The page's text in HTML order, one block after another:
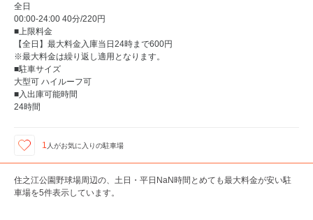
全日
00:00-24:00 40分/220円
■上限料金
【全日】最大料金入庫当日24時まで600円
※最大料金は繰り返し適用となります。
■駐車サイズ
大型可 ハイルーフ可
■入出庫可能時間
24時間
1 人がお気に入りの駐車場
住之江公園野球場周辺の、土日・平日NaN時間とめても最大料金が安い駐
車場を5件表示しています。